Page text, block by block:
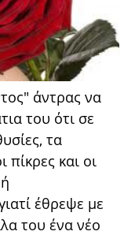
άντρας να
του ότι σε
τα
πίκρες και οι
έθρεψε με
του ένα νέο